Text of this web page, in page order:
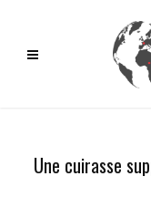
Une cuirasse